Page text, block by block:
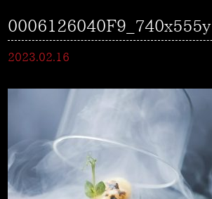
0006126040F9_740x555y
2023.02.16